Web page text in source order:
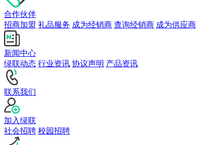
合作伙伴
招商加盟 礼品服务 成为经销商 查询经销商 成为供应商
新闻中心
绿联动态 行业资讯 协议声明 产品资讯
联系我们
加入绿联
社会招聘 校园招聘